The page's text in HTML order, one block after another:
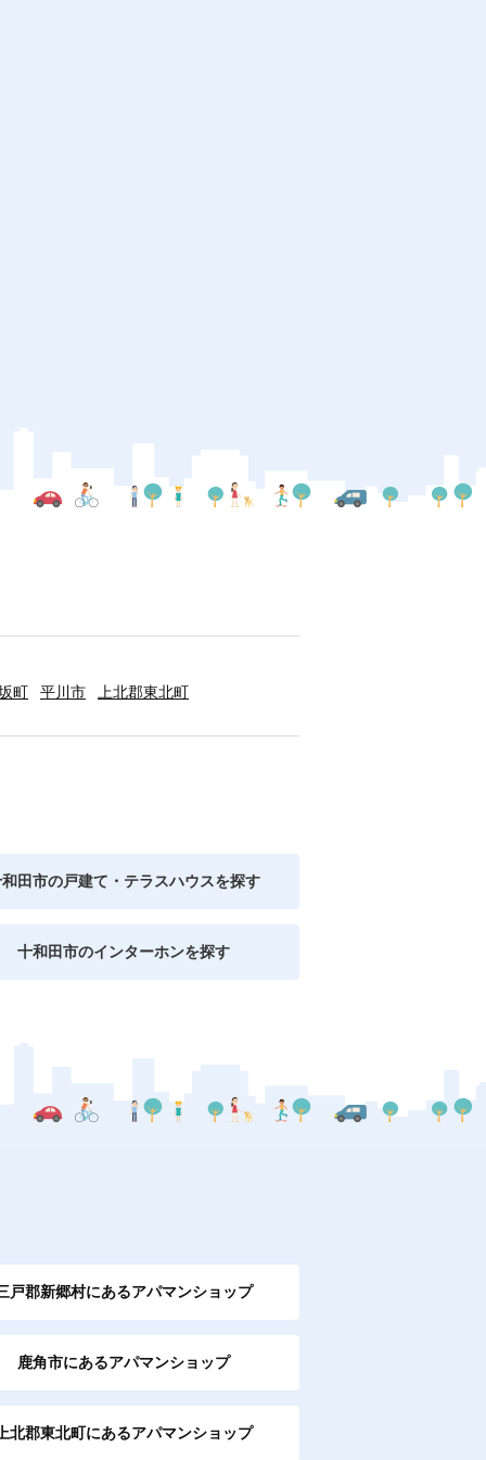
町 平川市 上北郡東北町
田市の戸建て・テラスハウスを探す
十和田市のインターホンを探す
戸郡新郷村にあるアパマンショップ
鹿角市にあるアパマンショップ
北郡東北町にあるアパマンショップ